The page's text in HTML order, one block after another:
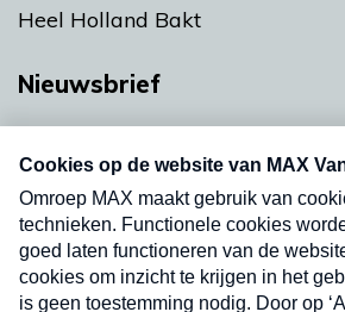
Heel Holland Bakt
Nieuwsbrief
nieuwsbrief. Elke vrijdag- en
uw mailbox.